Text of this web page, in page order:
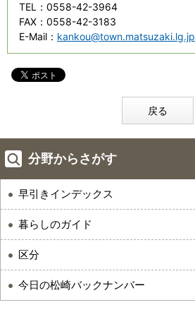
TEL ：0558-42-3964
FAX ：0558-42-3183
E-Mail ： kankou@town.matsuzaki.lg.jp
戻る
分野からさがす
早引きインデックス
暮らしのガイド
区分
今日の松崎バックナンバー